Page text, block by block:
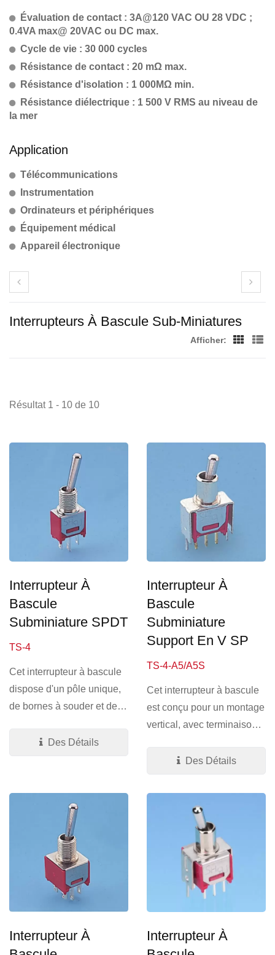
Évaluation de contact : 3A@120 VAC OU 28 VDC ;
0.4VA max@ 20VAC ou DC max.
Cycle de vie : 30 000 cycles
Résistance de contact : 20 mΩ max.
Résistance d'isolation : 1 000MΩ min.
Résistance diélectrique : 1 500 V RMS au niveau de
la mer
Application
Télécommunications
Instrumentation
Ordinateurs et périphériques
Équipement médical
Appareil électronique
Interrupteurs À Bascule Sub-Miniatures
Afficher:
Résultat 1 - 10 de 10
Interrupteur À
Bascule
Subminiature SPDT
TS-4
Cet interrupteur à bascule
dispose d'un pôle unique,
de bornes à souder et de
Des Détails
Interrupteur À
Bascule
Subminiature
Support En V SP
TS-4-A5/A5S
Cet interrupteur à bascule
est conçu pour un montage
vertical, avec terminaison
Des Détails
Interrupteur À
Interrupteur À